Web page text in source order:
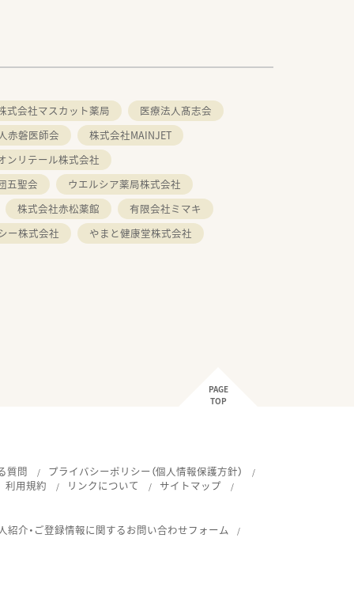
式会社マスカット薬局
医療法人髙志会
赤磐医師会
株式会社MAINJET
ンリテール株式会社
五聖会
ウエルシア薬局株式会社
株式会社赤松薬館
有限会社ミマキ
ー株式会社
やまと健康堂株式会社
PAGE
TOP
質問
プライバシーポリシー（個人情報保護方針）
利用規約
リンクについて サイトマップ
紹介・ご登録情報に関するお問い合わせフォーム